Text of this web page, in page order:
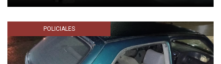
POLICIALES